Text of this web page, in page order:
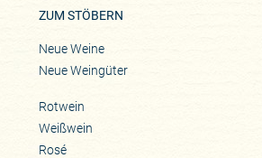
ZUM STÖBERN
Neue Weine
Neue Weingüter
Rotwein
Weißwein
Rosé